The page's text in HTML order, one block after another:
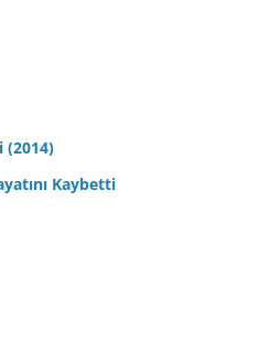
(2014)
Kaybetti